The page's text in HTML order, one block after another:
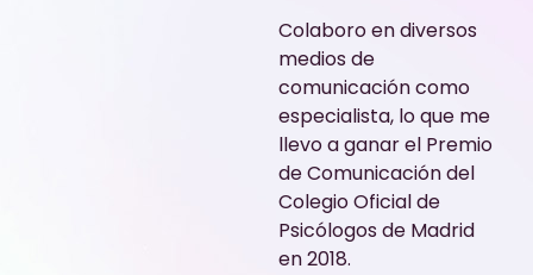
Colaboro en diversos
medios de
comunicación como
especialista, lo que me
llevo a ganar el Premio
de Comunicación del
Colegio Oficial de
Psicólogos de Madrid
en 2018.